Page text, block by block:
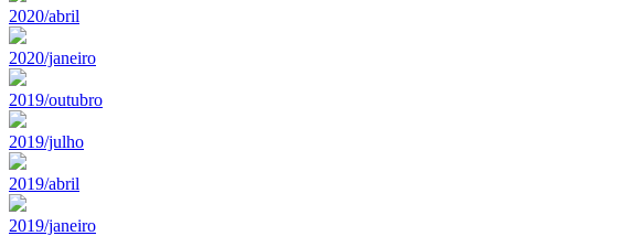
2020/abril
2020/janeiro
2019/outubro
2019/julho
2019/abril
2019/janeiro